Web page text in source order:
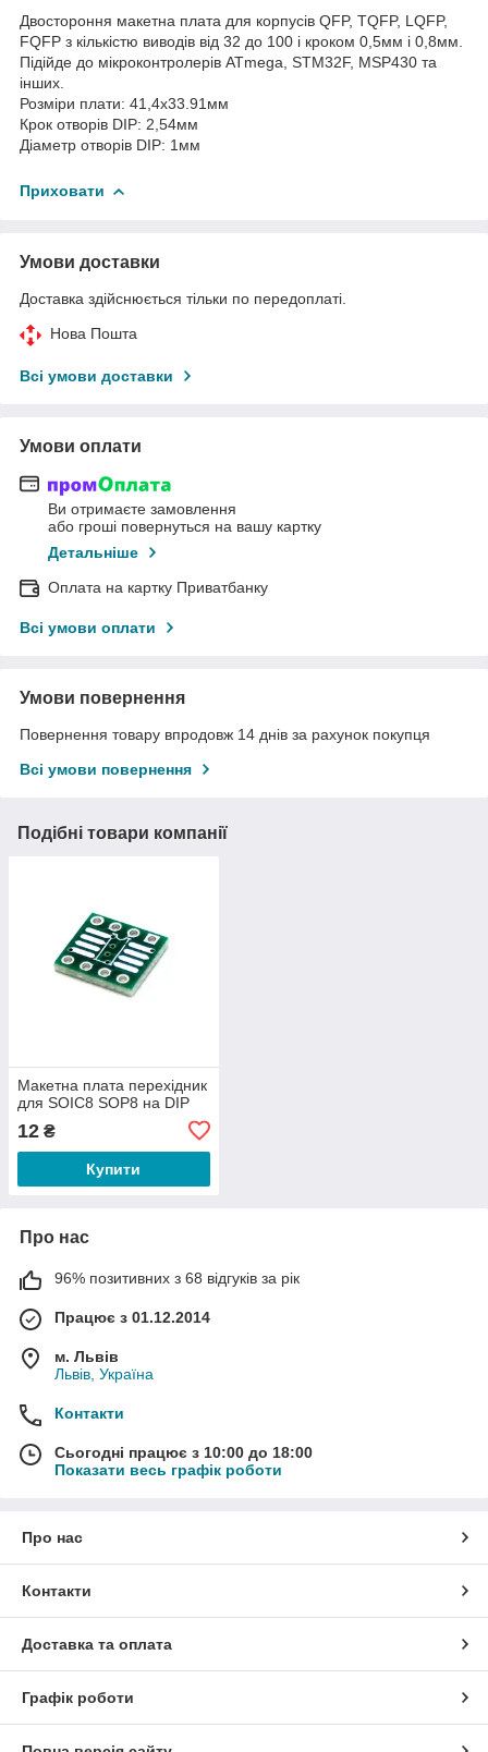
Двостороння макетна плата для корпусів QFP, TQFP, LQFP,
FQFP з кількістю виводів від 32 до 100 і кроком 0,5мм і 0,8мм.
Підійде до мікроконтролерів ATmega, STM32F, MSP430 та
інших.
Розміри плати: 41,4x33.91мм
Крок отворів DIP: 2,54мм
Діаметр отворів DIP: 1мм
Приховати
Умови доставки
Доставка здійснюється тільки по передоплаті.
Нова Пошта
Всі умови доставки
Умови оплати
Ви отримаєте замовлення
або гроші повернуться на вашу картку
Детальніше
Оплата на картку Приватбанку
Всі умови оплати
Умови повернення
Повернення товару впродовж 14 днів за рахунок покупця
Всі умови повернення
Подібні товари компанії
Макетна плата перехідник
для SOIC8 SOP8 на DIP
12 ₴
Купити
Про нас
96% позитивних з 68 відгуків за рік
Працює з 01.12.2014
м. Львів
Львів, Україна
Контакти
Сьогодні працює з 10:00 до 18:00
Показати весь графік роботи
Про нас
Контакти
Доставка та оплата
Графік роботи